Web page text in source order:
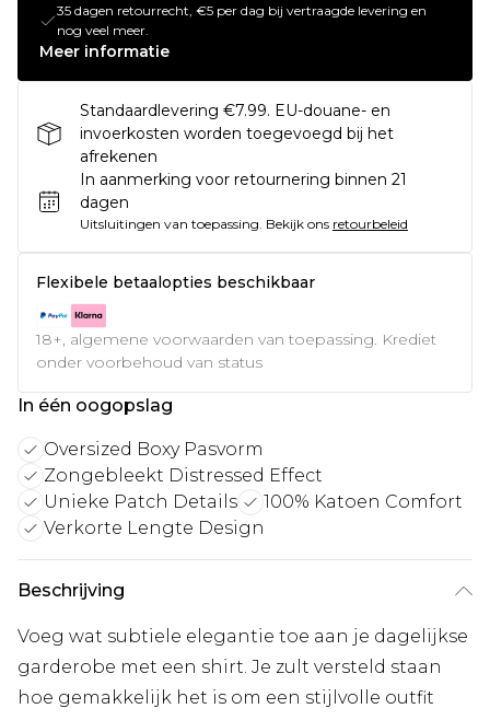
35 dagen retourrecht, €5 per dag bij vertraagde levering en
nog veel meer.
Meer informatie
Standaardlevering €7.99. EU-douane- en
invoerkosten worden toegevoegd bij het
afrekenen
In aanmerking voor retournering binnen 21
dagen
Uitsluitingen van toepassing. Bekijk ons retourbeleid
Flexibele betaalopties beschikbaar
18+, algemene voorwaarden van toepassing. Krediet
onder voorbehoud van status
In één oogopslag
Oversized Boxy Pasvorm
Zongebleekt Distressed Effect
Unieke Patch Details
100% Katoen Comfort
Verkorte Lengte Design
Beschrijving
Voeg wat subtiele elegantie toe aan je dagelijkse
garderobe met een shirt. Je zult versteld staan
hoe gemakkelijk het is om een stijlvolle outfit